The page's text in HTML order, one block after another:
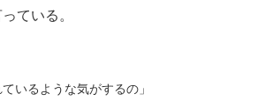
ている。
いるような気がするの」